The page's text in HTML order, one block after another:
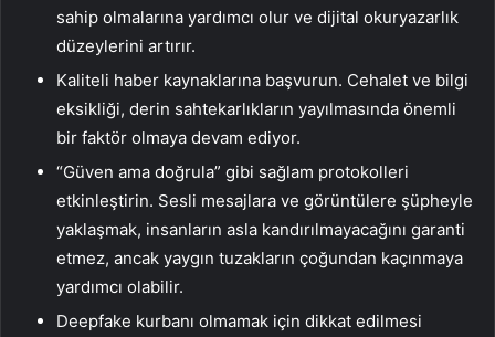
sahip olmalarına yardımcı olur ve dijital okuryazarlık
düzeylerini artırır.
Kaliteli haber kaynaklarına başvurun. Cehalet ve bilgi
eksikliği, derin sahtekarlıkların yayılmasında önemli
bir faktör olmaya devam ediyor.
“Güven ama doğrula” gibi sağlam protokolleri
etkinleştirin. Sesli mesajlara ve görüntülere şüpheyle
yaklaşmak, insanların asla kandırılmayacağını garanti
etmez, ancak yaygın tuzakların çoğundan kaçınmaya
yardımcı olabilir.
Deepfake kurbanı olmamak için dikkat edilmesi